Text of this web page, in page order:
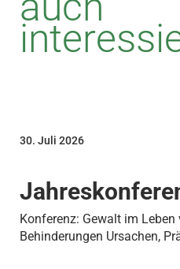
30. Juli 2026
Konferenz: Gewalt im
Behinderungen Ursachen,